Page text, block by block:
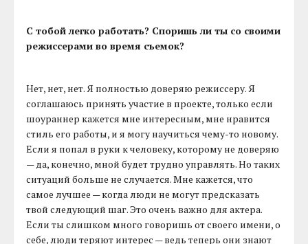
С тобой легко работать? Споришь ли ты со своими
режиссерами во время съемок?
Нет, нет, нет. Я полностью доверяю режиссеру. Я
соглашаюсь принять участие в проекте, только если
шоураннер кажется мне интересным, мне нравится
стиль его работы, и я могу научиться чему-то новому.
Если я попал в руки к человеку, которому не доверяю
— да, конечно, мной будет трудно управлять. Но таких
ситуаций больше не случается. Мне кажется, что
самое лучшее — когда люди не могут предсказать
твой следующий шаг. Это очень важно для актера.
Если ты слишком много говоришь от своего имени, о
себе, люди теряют интерес — ведь теперь они знают